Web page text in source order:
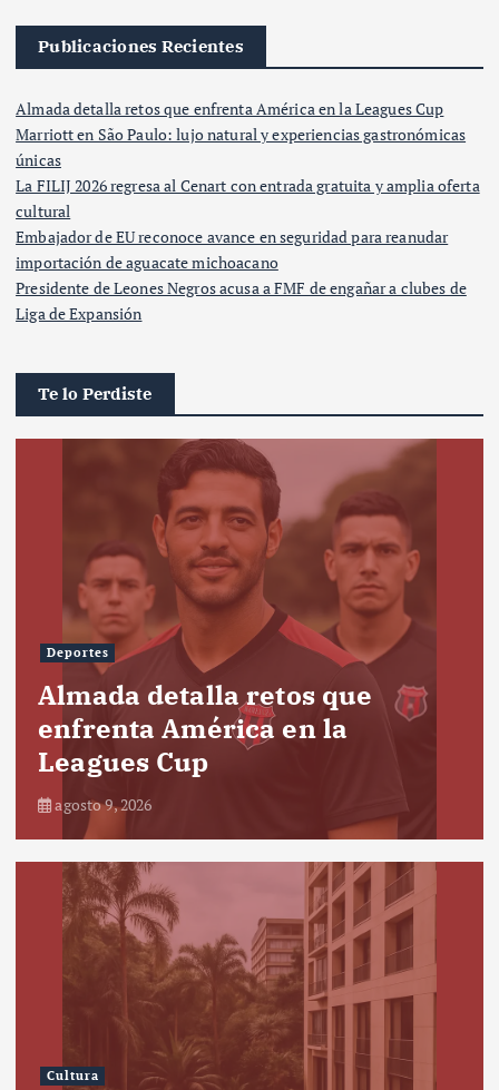
Publicaciones Recientes
Almada detalla retos que enfrenta América en la Leagues Cup
Marriott en São Paulo: lujo natural y experiencias gastronómicas
únicas
La FILIJ 2026 regresa al Cenart con entrada gratuita y amplia oferta
cultural
Embajador de EU reconoce avance en seguridad para reanudar
importación de aguacate michoacano
Presidente de Leones Negros acusa a FMF de engañar a clubes de
Liga de Expansión
Te lo Perdiste
Deportes
Almada detalla retos que
enfrenta América en la
Leagues Cup
agosto 9, 2026
Cultura